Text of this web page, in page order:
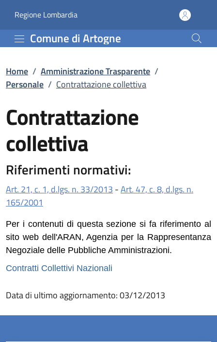
Contrattazione
Regione Lombardia(apre in un'altra scheda).
Comune di Artogne
Home / Amministrazione Trasparente /
Personale / Contrattazione collettiva
Contrattazione
collettiva
Riferimenti normativi:
Art. 21, c. 1, d.lgs. n. 33/2013 (apre in un'altra scheda).
-Art. 47, c. 8, d.lgs. n.
165/2001
Per i contenuti di questa sezione si fa riferimento al
sito web dell'ARAN, Agenzia per la Rappresentanza
Negoziale delle Pubbliche Amministrazioni.
Contratti Collettivi Nazionali
Data di ultimo aggiornamento: 03/12/2013